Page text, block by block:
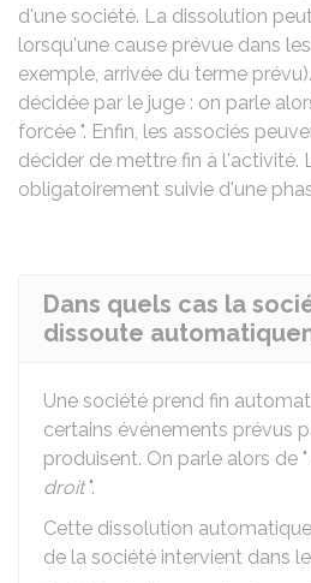
d'une société. La dissolution
lorsqu'une cause prévue dans
exemple, arrivée du terme
décidée par le juge : on parle
forcée ". Enfin, les associés
décider de mettre fin à l'activité.
obligatoirement suivie d'une
Dans quels cas la
dissoute
Une société prend fin
certains événements prévus
produisent. On parle alors de "
droit".
Cette dissolution
de la société intervient dans